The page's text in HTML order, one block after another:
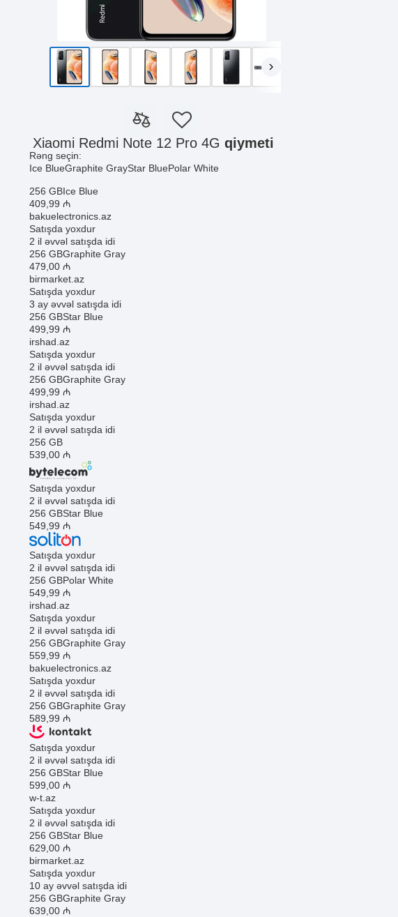
Xiaomi Redmi Note 12 Pro 4G qiymeti
Rəng seçin:
Ice BlueGraphite GrayStar BluePolar White
256 GBIce Blue
409 ,99 ₼
bakuelectronics.az
Satışda yoxdur
2 il əvvəl satışda idi
256 GBGraphite Gray
479 ,00 ₼
birmarket.az
Satışda yoxdur
3 ay əvvəl satışda idi
256 GBStar Blue
499 ,99 ₼
irshad.az
Satışda yoxdur
2 il əvvəl satışda idi
256 GBGraphite Gray
499 ,99 ₼
irshad.az
Satışda yoxdur
2 il əvvəl satışda idi
256 GB
539 ,00 ₼
Satışda yoxdur
2 il əvvəl satışda idi
256 GBStar Blue
549 ,99 ₼
Satışda yoxdur
2 il əvvəl satışda idi
256 GBPolar White
549 ,99 ₼
irshad.az
Satışda yoxdur
2 il əvvəl satışda idi
256 GBGraphite Gray
559 ,99 ₼
bakuelectronics.az
Satışda yoxdur
2 il əvvəl satışda idi
256 GBGraphite Gray
589 ,99 ₼
Satışda yoxdur
2 il əvvəl satışda idi
256 GBStar Blue
599 ,00 ₼
w-t.az
Satışda yoxdur
2 il əvvəl satışda idi
256 GBStar Blue
629 ,00 ₼
birmarket.az
Satışda yoxdur
10 ay əvvəl satışda idi
256 GBGraphite Gray
639 ,00 ₼